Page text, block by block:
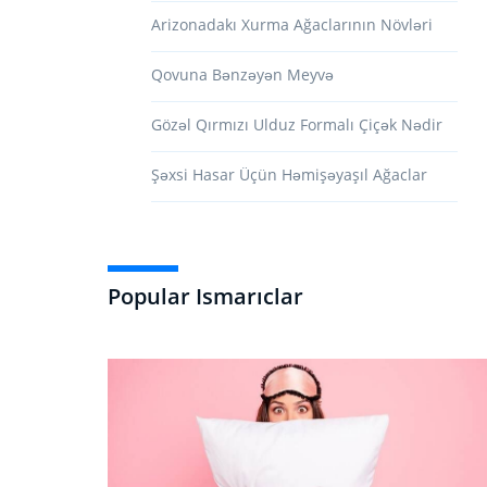
Arizonadakı Xurma Ağaclarının Növləri
Qovuna Bənzəyən Meyvə
Gözəl Qırmızı Ulduz Formalı Çiçək Nədir
Şəxsi Hasar Üçün Həmişəyaşıl Ağaclar
Popular Ismarıclar